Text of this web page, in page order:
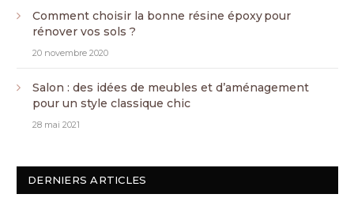
Comment choisir la bonne résine époxy pour
rénover vos sols ?
20 novembre 2020
Salon : des idées de meubles et d’aménagement
pour un style classique chic
28 mai 2021
DERNIERS ARTICLES